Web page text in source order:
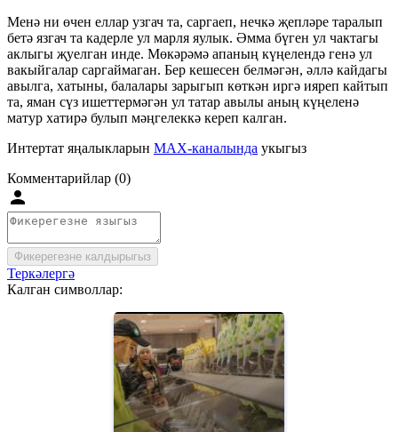
Менә ни өчен еллар узгач та, саргаеп, нечкә җепләре таралып
бетә язгач та кадерле ул марля яулык. Әмма бүген ул чактагы
аклыгы җуелган инде. Мөкәрәмә апаның күңелендә генә ул
вакыйгалар саргаймаган. Бер кешесен белмәгән, әллә кайдагы
авылга, хатыны, балалары зарыгып көткән иргә ияреп кайтып
та, яман сүз ишеттермәгән ул татар авылы аның күңеленә
матур хатирә булып мәңгелеккә кереп калган.
Интертат яңалыкларын MAX-каналында укыгыз
Комментарийлар (0)
Фикерегезне калдырыгыз
Теркәлергә
Калган символлар: